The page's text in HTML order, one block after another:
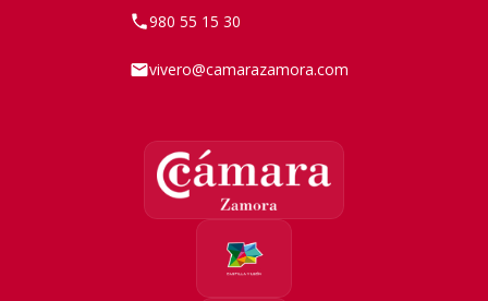
980 55 15 30
vivero@camarazamora.com